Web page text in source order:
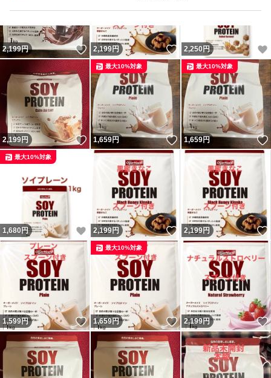
2,199円 いいね！
2,199円 いいね！
2,250 円
2,199円 いいね！
1,659円 いいね！
最大10%対象
1,659円
最大10%対象
1,680 円 いいね！
最大10%対象
2,199円 いいね！
2,199円
1,599円 いいね！
1,659円 いいね！
最大10%対象
2,199円